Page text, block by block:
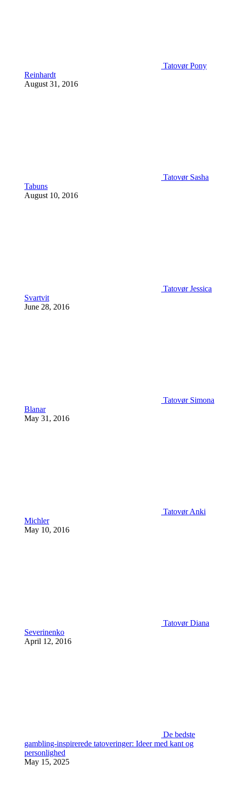
Tatovør Pony
Reinhardt
August 31, 2016
Tatovør Sasha
Tabuns
August 10, 2016
Tatovør Jessica
Svartvit
June 28, 2016
Tatovør Simona
Blanar
May 31, 2016
Tatovør Anki
Michler
May 10, 2016
Tatovør Diana
Severinenko
April 12, 2016
De bedste
gambling-inspirerede tatoveringer: Ideer med kant og
personlighed
May 15, 2025